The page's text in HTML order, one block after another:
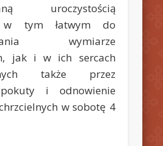
uroczystością
tym łatwym do
wymiarze
jak i w ich sercach
także przez
i odnowienie
w sobotę 4